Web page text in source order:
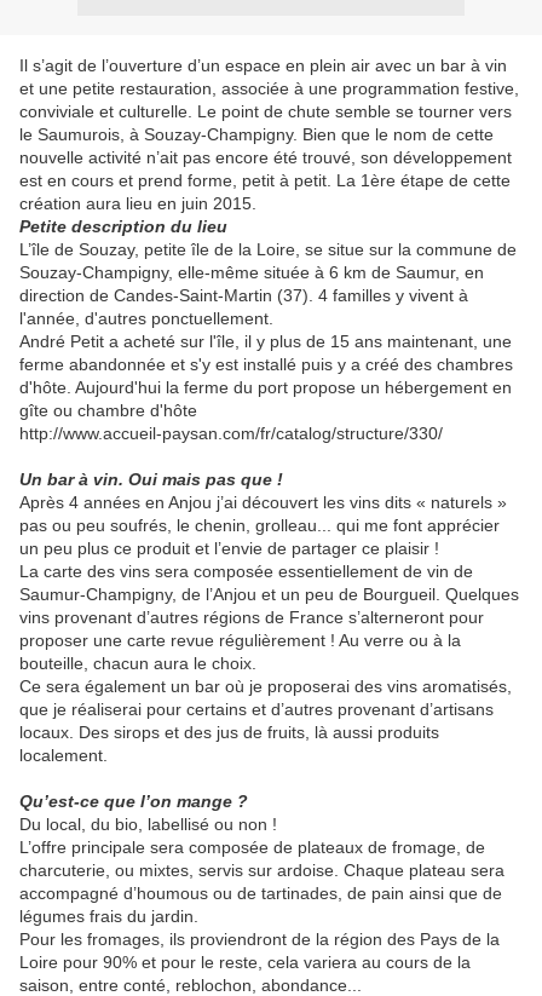
Il s’agit de l’ouverture d’un espace en plein air avec un bar à vin
et une petite restauration, associée à une programmation festive,
conviviale et culturelle. Le point de chute semble se tourner vers
le Saumurois, à Souzay-Champigny. Bien que le nom de cette
nouvelle activité n’ait pas encore été trouvé, son développement
est en cours et prend forme, petit à petit. La 1ère étape de cette
création aura lieu en juin 2015.
Petite description du lieu
L’île de Souzay, petite île de la Loire, se situe sur la commune de
Souzay-Champigny, elle-même située à 6 km de Saumur, en
direction de Candes-Saint-Martin (37). 4 familles y vivent à
l'année, d'autres ponctuellement.
André Petit a acheté sur l'île, il y plus de 15 ans maintenant, une
ferme abandonnée et s'y est installé puis y a créé des chambres
d'hôte. Aujourd'hui la ferme du port propose un hébergement en
gîte ou chambre d'hôte
http://www.accueil-paysan.com/fr/catalog/structure/330/
Un bar à vin. Oui mais pas que !
Après 4 années en Anjou j’ai découvert les vins dits « naturels »
pas ou peu soufrés, le chenin, grolleau... qui me font apprécier
un peu plus ce produit et l’envie de partager ce plaisir !
La carte des vins sera composée essentiellement de vin de
Saumur-Champigny, de l’Anjou et un peu de Bourgueil. Quelques
vins provenant d’autres régions de France s’alterneront pour
proposer une carte revue régulièrement ! Au verre ou à la
bouteille, chacun aura le choix.
Ce sera également un bar où je proposerai des vins aromatisés,
que je réaliserai pour certains et d’autres provenant d’artisans
locaux. Des sirops et des jus de fruits, là aussi produits
localement.
Qu’est-ce que l’on mange ?
Du local, du bio, labellisé ou non !
L’offre principale sera composée de plateaux de fromage, de
charcuterie, ou mixtes, servis sur ardoise. Chaque plateau sera
accompagné d’houmous ou de tartinades, de pain ainsi que de
légumes frais du jardin.
Pour les fromages, ils proviendront de la région des Pays de la
Loire pour 90% et pour le reste, cela variera au cours de la
saison, entre conté, reblochon, abondance...